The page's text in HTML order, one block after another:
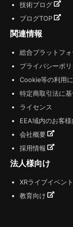
技術ブログ
ブログTOP
関連情報
総合プラットフ
プライバシーポ
Cookie等の利用
特定商取引法に
ライセンス
EEA域内のお客
会社概要
採用情報
法人様向け
XRライブイベン
教育向け